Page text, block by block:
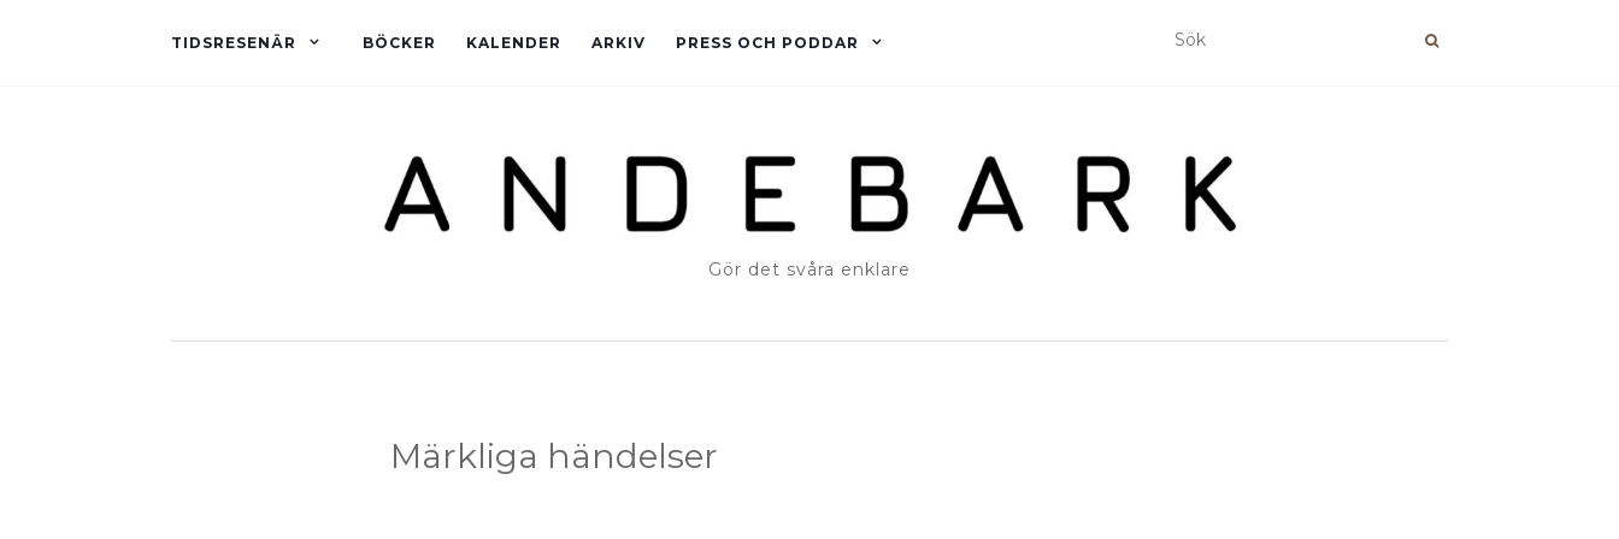
TIDSRESENÄR BÖCKER KALENDER ARKIV PRESS OCH PODDAR
Gör det svåra enklare
Märkliga händelser